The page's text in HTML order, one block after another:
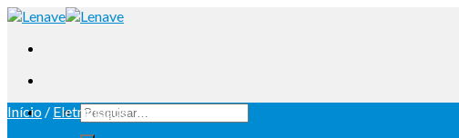
Início / Eletricidade